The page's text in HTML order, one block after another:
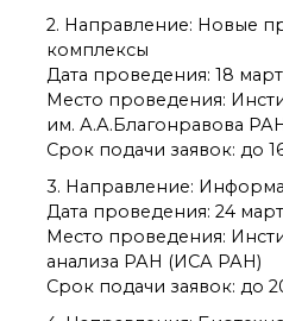
Набор студентов
Рекомендации ВАК
о типовых нарушениях
Новости института
Новости
диссертационных
советов
Новые лаборатории
Институт в СМИ
2. Направление: Новые
комплексы
Дата проведения: 18
Место проведения:
им. А.А.Благонравова
Срок подачи заявок: до
3. Направление:
Дата проведения: 24
Место проведения:
анализа РАН (ИСА РАН)
Срок подачи заявок: до